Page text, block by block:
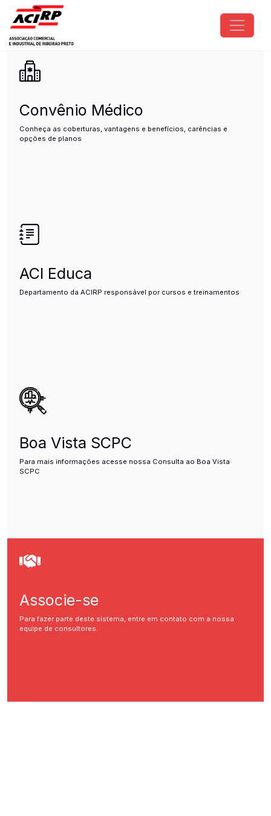
Pular para o conteúdo principal
ACIRP - Associação Comercial
Convênio Médico
Conheça as coberturas, vantagens e benefícios, carências e
opções de planos
ACI Educa
Departamento da ACIRP responsável por cursos e treinamentos
Boa Vista SCPC
Para mais informações acesse nossa Consulta ao Boa Vista
SCPC
Associe-se
Para fazer parte deste sistema, entre em contato com a nossa
equipe de consultores.